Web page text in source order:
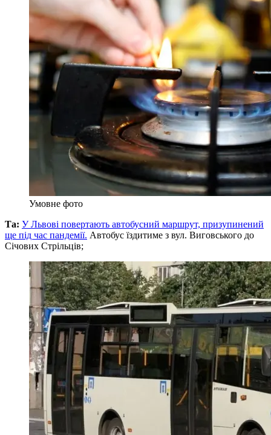
Умовне фото
Та: У Львові повертають автобусний маршрут, призупинений
ще під час пандемії. Автобус їздитиме з вул. Виговського до
Січових Стрільців;